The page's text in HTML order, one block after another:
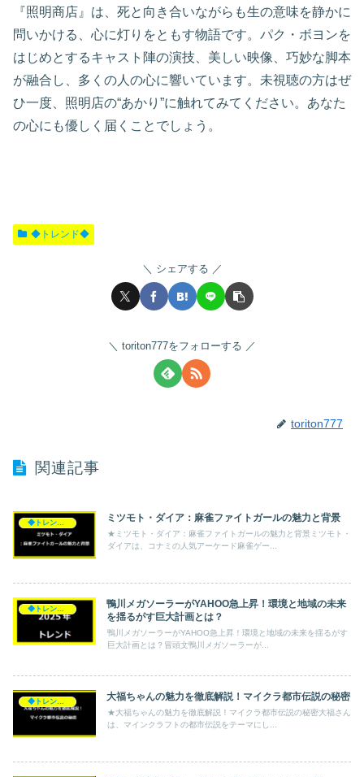
『照明商店』は、死と向き合いながらも生の意味を静かに
問いかける、心に灯りをともす物語です。パク・ボヨンを
はじめとするキャスト陣の演技、美しい映像、巧妙な脚本
が融合し、多くの人の心に響いています。未視聴の方はぜ
ひ一度、照明店の“あかり”に触れてみてください。あなた
の心にも優しく届くことでしょう。
◆トレンド◆
シェアする
toriton777をフォローする
toriton777
関連記事
ミツモト・ダイア：麻雀ファイトガールの魅力と背景
★ミツモト・ダイア：麻雀ファイトガールの魅力と背景ミツモト・
ダイアは、コナミの人気アーケード麻雀ゲー...
鴨川メガソーラーがYAHOO急上昇！環境と地域の未来
を揺るがす巨大計画とは？
鴨川メガソーラーがYAHOO急上昇！環境と地域の未来を揺るがす
巨大計画とは？冒頭文鴨川メガソーラーが...
大福ちゃんの魅力を徹底解説！マイクラ都市伝説の秘密
★大福ちゃんの魅力を徹底解説！マイクラ都市伝説の秘密大福さん
は、マインクラフトの都市伝説をテーマにし...